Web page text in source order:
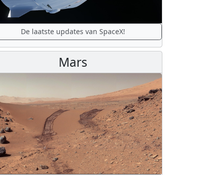
De laatste updates van SpaceX!
Mars